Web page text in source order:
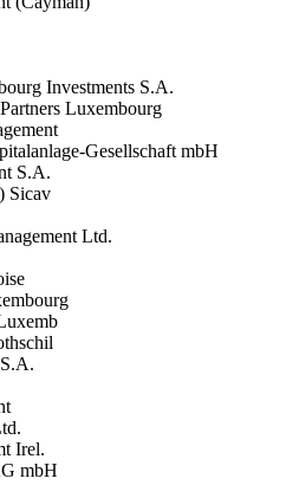
Investments S.A.
Luxembourg
Gesellschaft mbH
S.A.
Sicav
Ltd.
Irel.
mbH